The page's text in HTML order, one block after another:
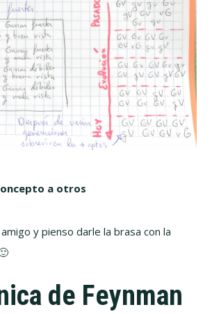
a otros
y pienso darle la brasa con la
de Feynman